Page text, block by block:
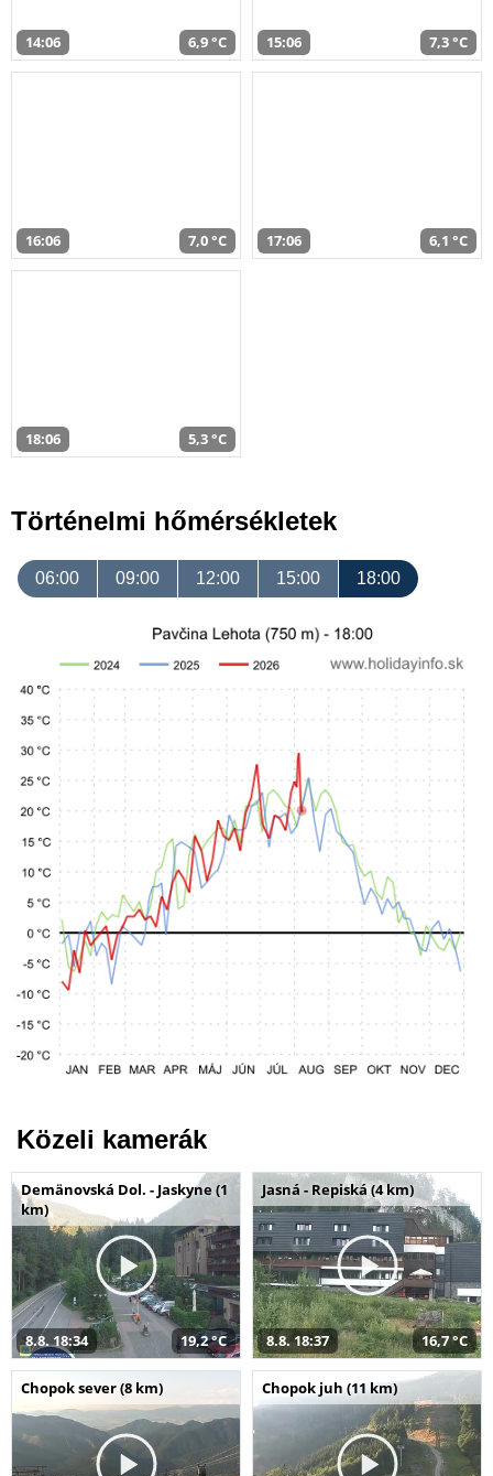
14:06 6,9 °C 15:06 7,3 °C
16:06 7,0 °C 17:06 6,1 °C
18:06 5,3 °C
Történelmi hőmérsékletek
06:00 09:00 12:00 15:00 18:00
Közeli kamerák
Demänovská Dol. - Jaskyne (1
km)
8.8. 18:34 19,2 °C
Jasná - Repiská (4 km)
8.8. 18:37 16,7 °C
Chopok sever (8 km) Chopok juh (11 km)